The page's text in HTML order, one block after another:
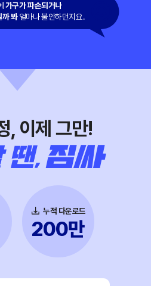
가구가 파손되거나
까 봐 얼마나 불안하던지요.
, 이제 그만!
200만
누적 다운로드